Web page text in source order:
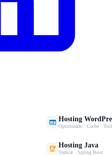
 Hosting
Optimizado · Cache ·
 Hosting Java
Tomcat · Spring Boot